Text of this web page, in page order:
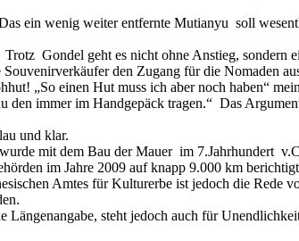
ein wenig weiter entfernte Mutianyu soll
Gondel geht es nicht ohne Anstieg, sondern
den Zugang für die Nomaden
„So einen Hut muss ich aber noch haben“
immer im Handgepäck tragen.“ Das
und klar.
mit dem Bau der Mauer im 7.Jahrhundert
im Jahre 2009 auf knapp 9.000 km
Amtes für Kulturerbe ist jedoch die Rede
Längenangabe, steht jedoch auch für